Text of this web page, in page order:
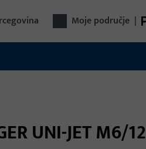
Moje područje |
UNI-JET M6/12